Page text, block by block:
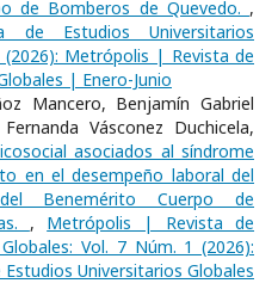
de Bomberos de Quevedo. ,
Estudios Universitarios
(2026): Metrópolis | Revista de
| Enero-Junio
Mancero, Benjamín Gabriel
Vásconez Duchicela,
asociados al síndrome
en el desempeño laboral del
Benemérito Cuerpo de
, Metrópolis | Revista de
Vol. 7 Núm. 1 (2026):
Universitarios Globales